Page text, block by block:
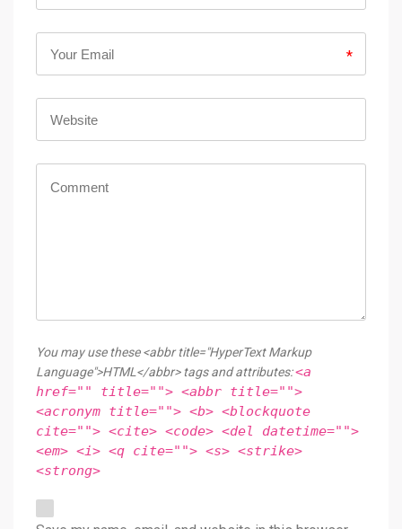
*
You may use these <abbr title="HyperText Markup
Language">HTML</abbr> tags and attributes:<a
href="" title=""> <abbr title="">
<acronym title=""> <b> <blockquote
cite=""> <cite> <code> <del datetime="">
<em> <i> <q cite=""> <s> <strike>
<strong>